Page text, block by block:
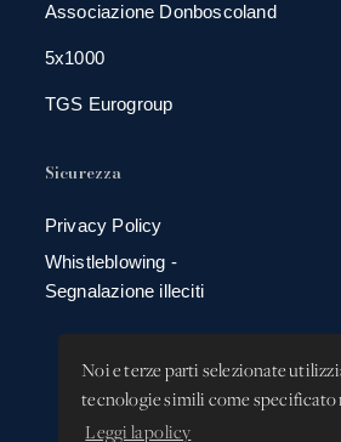
Noi e terze parti selezionate
tecnologie simili come specificato
Leggi la policy
Associazione Donboscoland
5x1000
TGS Eurogroup
Sicurezza
Privacy Policy
Whistleblowing -
Segnalazione illeciti